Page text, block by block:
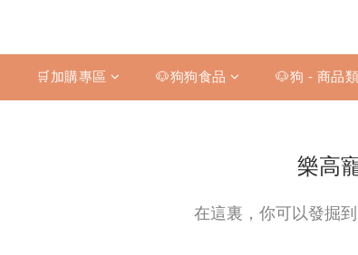
🛒加購專區 🐶狗狗食品 🐶狗 - 商品類
樂高
在這裏，你可以發掘